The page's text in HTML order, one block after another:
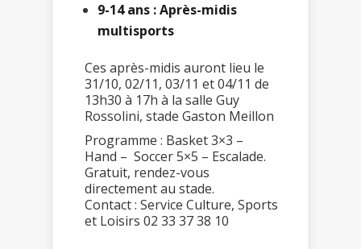
9-14 ans : Après-midis
multisports
Ces après-midis auront lieu le
31/10, 02/11, 03/11 et 04/11 de
13h30 à 17h à la salle Guy
Rossolini, stade Gaston Meillon
Programme : Basket 3×3 –
Hand – Soccer 5×5 – Escalade.
Gratuit, rendez-vous
directement au stade.
Contact : Service Culture, Sports
et Loisirs 02 33 37 38 10